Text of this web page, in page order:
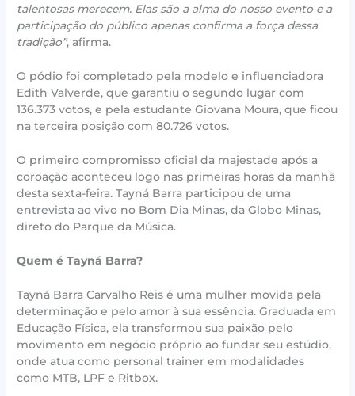
talentosas merecem. Elas são a alma do nosso evento e a
participação do público apenas confirma a força dessa
tradição”, afirma.
O pódio foi completado pela modelo e influenciadora
Edith Valverde, que garantiu o segundo lugar com
136.373 votos, e pela estudante Giovana Moura, que ficou
na terceira posição com 80.726 votos.
O primeiro compromisso oficial da majestade após a
coroação aconteceu logo nas primeiras horas da manhã
desta sexta-feira. Tayná Barra participou de uma
entrevista ao vivo no Bom Dia Minas, da Globo Minas,
direto do Parque da Música.
Quem é Tayná Barra?
Tayná Barra Carvalho Reis é uma mulher movida pela
determinação e pelo amor à sua essência. Graduada em
Educação Física, ela transformou sua paixão pelo
movimento em negócio próprio ao fundar seu estúdio,
onde atua como personal trainer em modalidades
como MTB, LPF e Ritbox.